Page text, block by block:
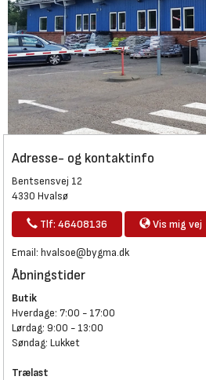
Adresse- og kontaktinfo
Bentsensvej 12
4330 Hvalsø
Tlf: 46408136 Vis mig vej
Email: hvalsoe@bygma.dk
Åbningstider
Butik
Hverdage: 7:00 - 17:00
Lørdag: 9:00 - 13:00
Søndag: Lukket
Trælast